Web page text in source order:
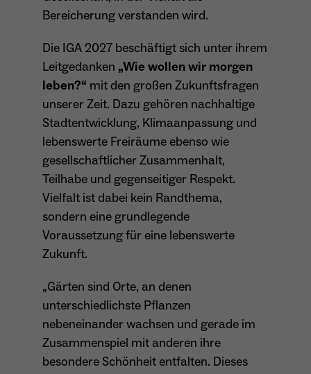
Temporäre Session-ID, ohne
Name _ga
Anbieter Google Analytics
Laufzeit 1 Jahr
Zweck Unterscheidung der Webseitenbesucher.
Name
Anbieter Google LLC
Laufzeit 2 Jahre
Zweck
Vergibt eine zufällige, pseudonyme ID, damit
erkannt wird, ob ein Besucher neu oder
Bereicherung verstanden wird.
Die IGA 2027 beschäftigt sich unter ihrem
Leitgedanken „Wie wollen wir morgen
leben?“ mit den großen Zukunftsfragen
unserer Zeit. Dazu gehören nachhaltige
Stadtentwicklung, Klimaanpassung und
lebenswerte Freiräume ebenso wie
gesellschaftlicher Zusammenhalt,
Teilhabe und gegenseitiger Respekt.
Vielfalt ist dabei kein Randthema,
sondern eine grundlegende
Voraussetzung für eine lebenswerte
Zukunft.
„Gärten sind Orte, an denen
unterschiedlichste Pflanzen
nebeneinander wachsen und gerade im
Zusammenspiel mit anderen ihre
besondere Schönheit entfalten. Dieses